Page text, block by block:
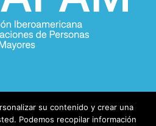
su contenido y crear una
Podemos recopilar información